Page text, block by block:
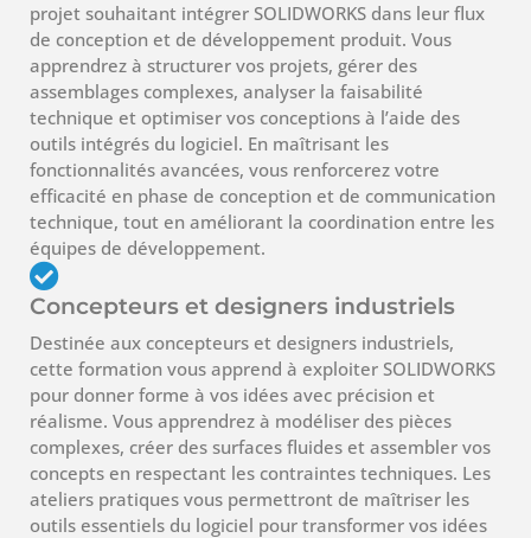
projet souhaitant intégrer SOLIDWORKS dans leur flux
de conception et de développement produit. Vous
apprendrez à structurer vos projets, gérer des
assemblages complexes, analyser la faisabilité
technique et optimiser vos conceptions à l’aide des
outils intégrés du logiciel. En maîtrisant les
fonctionnalités avancées, vous renforcerez votre
efficacité en phase de conception et de communication
technique, tout en améliorant la coordination entre les
équipes de développement.
Concepteurs et designers industriels
Destinée aux concepteurs et designers industriels,
cette formation vous apprend à exploiter SOLIDWORKS
pour donner forme à vos idées avec précision et
réalisme. Vous apprendrez à modéliser des pièces
complexes, créer des surfaces fluides et assembler vos
concepts en respectant les contraintes techniques. Les
ateliers pratiques vous permettront de maîtriser les
outils essentiels du logiciel pour transformer vos idées